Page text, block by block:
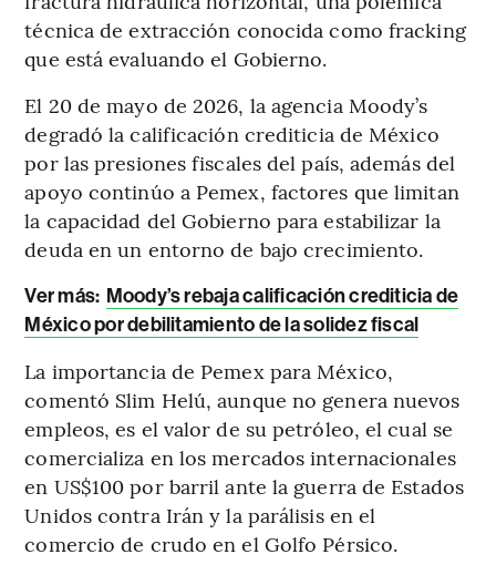
técnica de extracción conocida como fracking
que está evaluando el Gobierno.
El 20 de mayo de 2026, la agencia Moody’s
degradó la calificación crediticia de México
por las presiones fiscales del país, además del
apoyo continúo a Pemex, factores que limitan
la capacidad del Gobierno para estabilizar la
deuda en un entorno de bajo crecimiento.
Ver más: Moody’s rebaja calificación crediticia de
México por debilitamiento de la solidez fiscal
La importancia de Pemex para México,
comentó Slim Helú, aunque no genera nuevos
empleos, es el valor de su petróleo, el cual se
comercializa en los mercados internacionales
en US$100 por barril ante la guerra de Estados
Unidos contra Irán y la parálisis en el
comercio de crudo en el Golfo Pérsico.